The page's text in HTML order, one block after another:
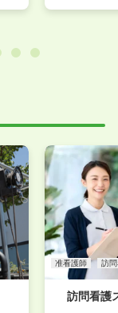
准看護師 訪
訪問看護